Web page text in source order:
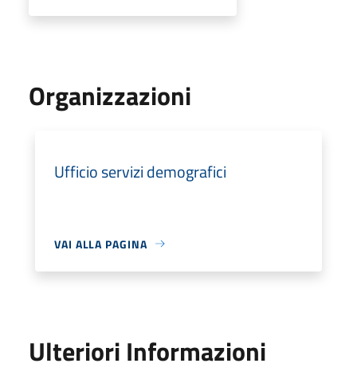
Organizzazioni
Ufficio servizi demografici
VAI ALLA PAGINA
Ulteriori Informazioni